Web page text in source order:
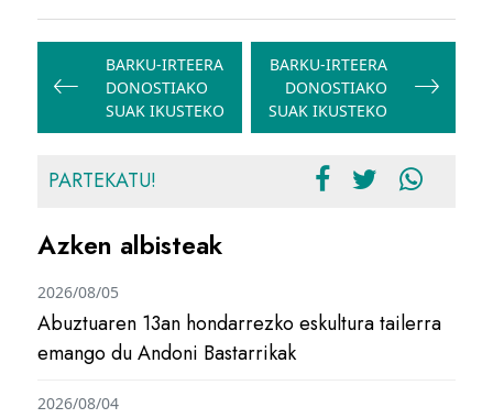
Bidalketetan
zehar
nabigatu
BARKU-IRTEERA
DONOSTIAKO
SUAK IKUSTEKO
BARKU-IRTEERA
DONOSTIAKO
SUAK IKUSTEKO
PARTEKATU!
Azken albisteak
Abuztuaren 13an hondarrezko eskultura tailerra
emango du Andoni Bastarrikak
2026/08/05
2026/08/04